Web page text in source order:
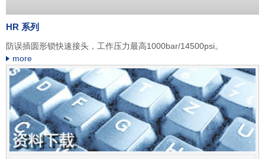
HR 系列
防误插圆形锁快速接头，工作压力最高1000bar/14500psi。
more